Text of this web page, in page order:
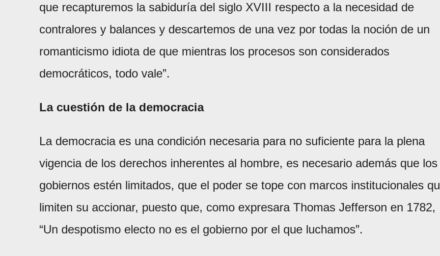
que recapturemos la sabiduría del siglo XVIII respecto a la necesidad de
contralores y balances y descartemos de una vez por todas la noción de un
romanticismo idiota de que mientras los procesos son considerados
democráticos, todo vale”.
La cuestión de la democracia
La democracia es una condición necesaria para no suficiente para la plena
vigencia de los derechos inherentes al hombre, es necesario además que los
gobiernos estén limitados, que el poder se tope con marcos institucionales
limiten su accionar, puesto que, como expresara Thomas Jefferson en 1782,
“Un despotismo electo no es el gobierno por el que luchamos”.